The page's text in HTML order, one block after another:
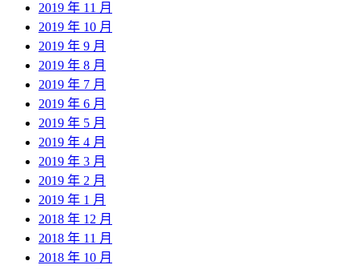
2019 年 11 月
2019 年 10 月
2019 年 9 月
2019 年 8 月
2019 年 7 月
2019 年 6 月
2019 年 5 月
2019 年 4 月
2019 年 3 月
2019 年 2 月
2019 年 1 月
2018 年 12 月
2018 年 11 月
2018 年 10 月